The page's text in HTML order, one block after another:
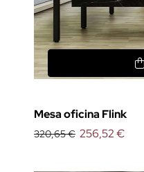
Mesa oficina Flink
320,65 € 256,52 €